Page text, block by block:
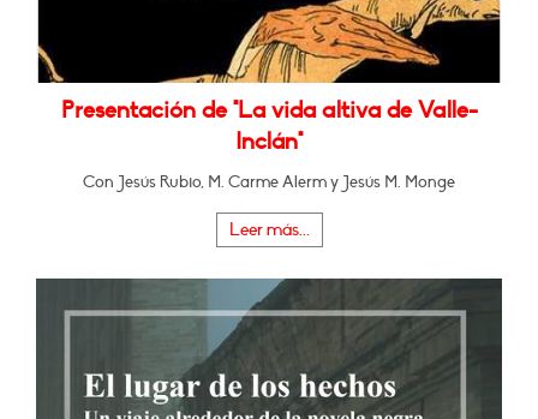
Presentación de "La vida altiva de Valle-
Inclán"
Con Jesús Rubio, M. Carme Alerm y Jesús M. Monge
Leer más...